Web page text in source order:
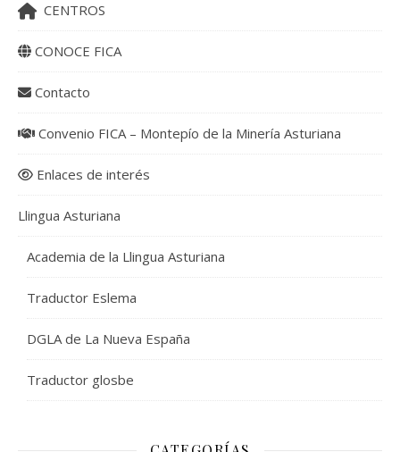
CENTROS
CONOCE FICA
Contacto
Convenio FICA – Montepío de la Minería Asturiana
Enlaces de interés
Llingua Asturiana
Academia de la Llingua Asturiana
Traductor Eslema
DGLA de La Nueva España
Traductor glosbe